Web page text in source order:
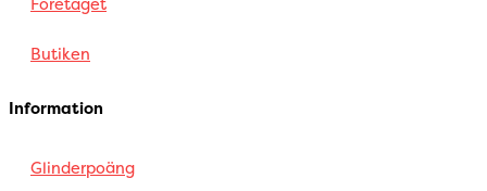
Företaget
Butiken
Information
Glinderpoäng